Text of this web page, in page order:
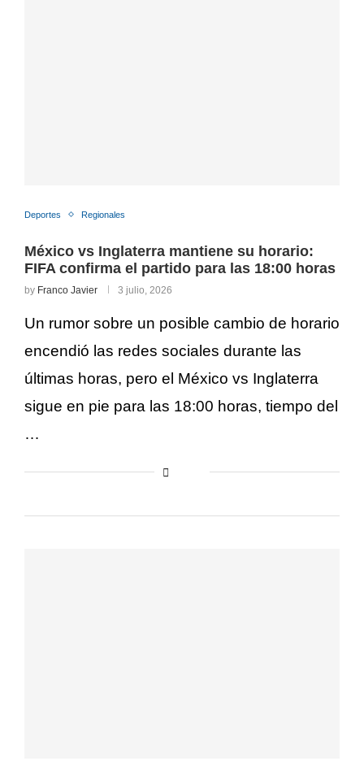
Deportes Regionales
México vs Inglaterra mantiene su horario:
FIFA confirma el partido para las 18:00 horas
by Franco Javier 3 julio, 2026
Un rumor sobre un posible cambio de horario
encendió las redes sociales durante las
últimas horas, pero el México vs Inglaterra
sigue en pie para las 18:00 horas, tiempo del
…